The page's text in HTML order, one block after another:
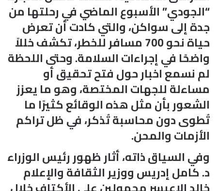
“الجودي” الأسبوع الماضي في رحلتها من
جدة إلى سواكن، والتي كادت أن تعرض
حياة نحو 700 مسافر للخطر، تكشف خللاً
واضحًا في إجراءات السلامة. وحتى اللحظة
لم نسمع اخبار حول فتح تحقيق أو
مساءلة للجهات المختصة، وهو ما يعزز
الشعور بأن مثل هذه الوقائع كثيرًا ما
تُطوى دون محاسبة تُذكر، في ظل تراكم
الأزمات والمحن.
وفي السياق ذاته، أثار ظهور رئيس الوزراء
د. كامل إدريس ووزير الثقافة والإعلام